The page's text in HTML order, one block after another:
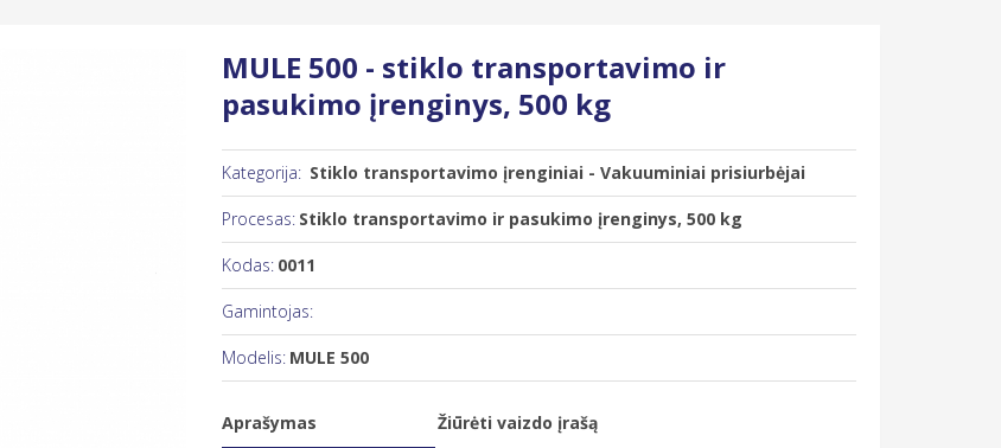
MULE 500 - stiklo transportavimo ir
pasukimo įrenginys, 500 kg
Kategorija: Stiklo transportavimo įrenginiai - Vakuuminiai prisiurbėjai
Procesas: Stiklo transportavimo ir pasukimo įrenginys, 500 kg
Kodas: 0011
Gamintojas:
Modelis: MULE 500
Aprašymas Žiūrėti vaizdo įrašą